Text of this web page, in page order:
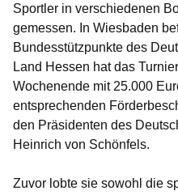
Sportler in verschiedenen
gemessen. In Wiesbaden
Bundesstützpunkte des
Land Hessen hat das
Wochenende mit 25.000
entsprechenden
den Präsidenten des
Heinrich von Schönfels.
Zuvor lobte sie sowohl die